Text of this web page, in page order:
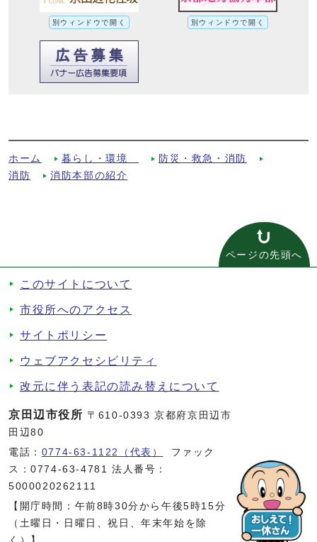
別ウィンドウで開く 別ウィンドウで開く
ホーム 暮らし・環境
防災・救急・消防
消防
消防本部の紹介
ページの先頭へ
このサイトについて
市役所へのアクセス
サイトポリシー
ウェブアクセシビリティ
改元に伴う表記の読み替えについて
京田辺市役所 〒610-0393 京都府京田辺市
田辺80
電話： 0774-63-1122（代表）
ファック
ス：0774-63-4781 法人番号：
5000020262111
【開庁時間：午前8時30分から午後5時15分
（土曜日・日曜日、祝日、年末年始を除